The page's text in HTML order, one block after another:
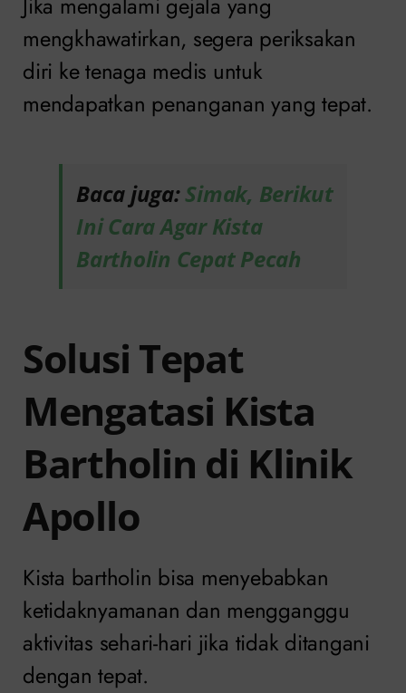
mengkhawatirkan, segera periksakan
diri ke tenaga medis untuk
mendapatkan penanganan yang tepat.
Baca juga:Simak, Berikut
Ini Cara Agar Kista
Bartholin Cepat Pecah
Solusi Tepat
Mengatasi Kista
Bartholin di Klinik
Apollo
Kista bartholin bisa menyebabkan
ketidaknyamanan dan mengganggu
aktivitas sehari-hari jika tidak ditangani
dengan tepat.